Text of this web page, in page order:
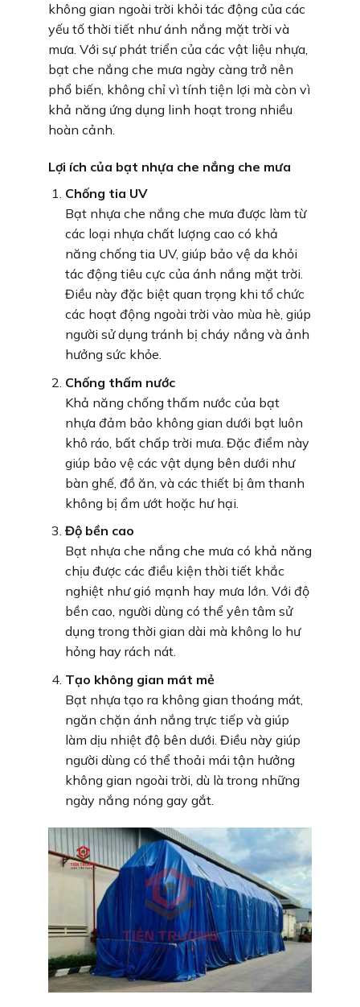
không gian ngoài trời khỏi tác động của các
yếu tố thời tiết như ánh nắng mặt trời và
mưa. Với sự phát triển của các vật liệu nhựa,
bạt che nắng che mưa ngày càng trở nên
phổ biến, không chỉ vì tính tiện lợi mà còn vì
khả năng ứng dụng linh hoạt trong nhiều
hoàn cảnh.
Lợi ích của bạt nhựa che nắng che mưa
Chống tia UV
Bạt nhựa che nắng che mưa được làm từ
các loại nhựa chất lượng cao có khả
năng chống tia UV, giúp bảo vệ da khỏi
tác động tiêu cực của ánh nắng mặt trời.
Điều này đặc biệt quan trọng khi tổ chức
các hoạt động ngoài trời vào mùa hè, giúp
người sử dụng tránh bị cháy nắng và ảnh
hưởng sức khỏe.
Chống thấm nước
Khả năng chống thấm nước của bạt
nhựa đảm bảo không gian dưới bạt luôn
khô ráo, bất chấp trời mưa. Đặc điểm này
giúp bảo vệ các vật dụng bên dưới như
bàn ghế, đồ ăn, và các thiết bị âm thanh
không bị ẩm ướt hoặc hư hại.
Độ bền cao
Bạt nhựa che nắng che mưa có khả năng
chịu được các điều kiện thời tiết khắc
nghiệt như gió mạnh hay mưa lớn. Với độ
bền cao, người dùng có thể yên tâm sử
dụng trong thời gian dài mà không lo hư
hỏng hay rách nát.
Tạo không gian mát mẻ
Bạt nhựa tạo ra không gian thoáng mát,
ngăn chặn ánh nắng trực tiếp và giúp
làm dịu nhiệt độ bên dưới. Điều này giúp
người dùng có thể thoải mái tận hưởng
không gian ngoài trời, dù là trong những
ngày nắng nóng gay gắt.